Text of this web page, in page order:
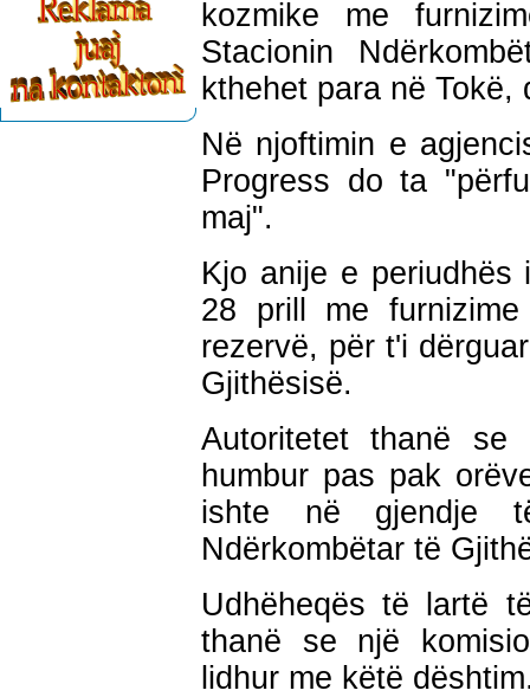
kozmike me
Stacionin
kthehet para në
Në njoftimin e
Progress do ta
maj".
Kjo anije e periudhës
28 prill me
rezervë, për t'i
Gjithësisë.
Autoritetet thanë
humbur pas pak
ishte në gjendje
Ndërkombëtar të
Udhëheqës të lartë
thanë se një
lidhur me këtë